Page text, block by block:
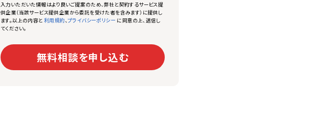
入力いただいた情報はより良いご提案のため、弊社と契約するサービス提
供企業（当該サービス提供企業から委託を受けた者を含みます）に提供し
ます。以上の内容と利用規約、プライバシーポリシー に同意の上、送信し
てください。
無料相談を申し込む